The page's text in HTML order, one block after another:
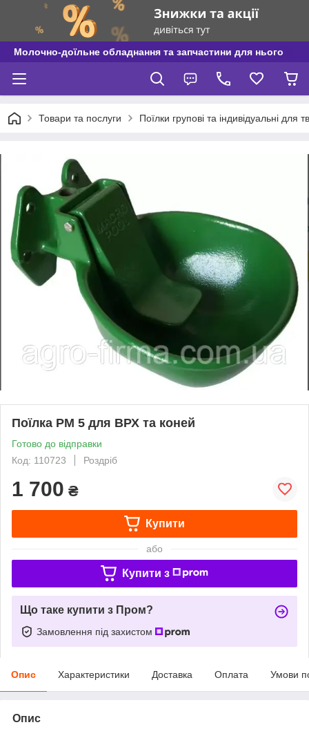
Молочно-доїльне обладнання та запчастини для нього
Товари та послуги Поїлки групові та індивідуальні для
Поїлка РМ 5 для ВРХ та коней
Готово до відправки
Код: 110723
Роздріб
1 700 ₴
Купити
або
Купити з
Що таке купити з Пром?
Замовлення під захистом
Опис Характеристики Доставка Оплата Умови
Опис